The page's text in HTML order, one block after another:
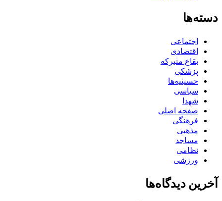
دسته‌ها
اجتماعی
اقتصادی
بقاع متبرکه
پزشکی
حسینیه‌ها
سیاسی
شهدا
صفحه اصلی
فرهنگی
مذهبی
مساجد
نظامی
ورزشی
آخرین دیدگاه‌ها